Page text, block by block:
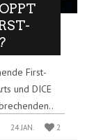
First-
und DICE
24 JAN. 2